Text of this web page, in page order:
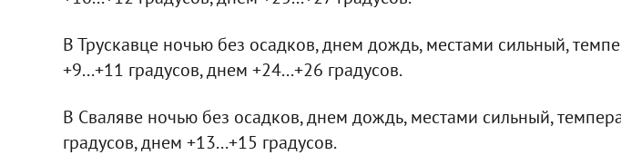
В Трускавце ночью без осадков, днем дождь, местами сильный,
+9...+11 градусов, днем +24...+26 градусов.
В Сваляве ночью без осадков, днем дождь, местами сильный,
градусов, днем +13...+15 градусов.